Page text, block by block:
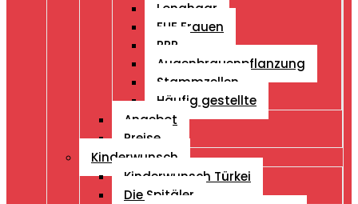
Longhaar
FUE Frauen
PRP
Augenbrauenpflanzung
Stammzellen
Häufig gestellte
Angebot
Preise
Kinderwunsch
Kinderwunsch Türkei
Die Spitäler